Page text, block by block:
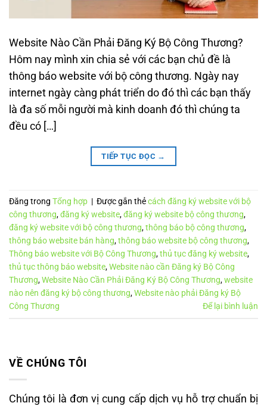
VỀ CHÚNG TÔI
Chúng tôi là đơn vị cung cấp dịch vụ hỗ trợ chuẩn bị
Website Nào Cần Phải Đăng Ký Bộ Công Thương?
Hôm nay mình xin chia sẻ với các bạn chủ đề là
thông báo website với bộ công thương. Ngày nay
internet ngày càng phát triển do đó thì các bạn thấy
là đa số mỗi người mà kinh doanh đó thì chúng ta
đều có […]
TIẾP TỤC ĐỌC →
Đăng trong Tổng hợp | Được gắn thẻcách đăng ký website với bộ
công thương,đăng ký website,đăng ký website bộ công thương,
đăng ký website với bộ công thương,thông báo bộ công thương,
thông báo website bán hàng,thông báo website bộ công thương,
Thông báo website với Bộ Công Thương,thủ tục đăng ký website,
thủ tục thông báo website,Website nào cần Đăng ký Bộ Công
Thương,Website Nào Cần Phải Đăng Ký Bộ Công Thương,website
nào nên đăng ký bộ công thương,Website nào phải Đăng ký Bộ
Công Thương
Để lại bình luận